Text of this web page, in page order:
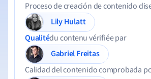
Proceso de creación de contenido
Lily Hulatt
Qualitédu contenu vérifiée par
Gabriel Freitas
Calidad del contenido comprobada